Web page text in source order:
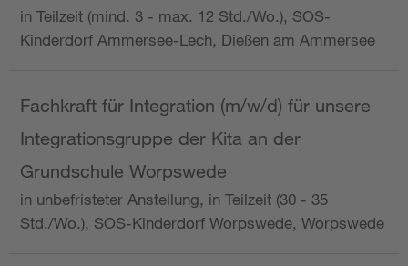
in Teilzeit (mind. 3 - max. 12 Std./Wo.), SOS-
Kinderdorf Ammersee-Lech, Dießen am Ammersee
Fachkraft für Integration (m/w/d) für unsere
Integrationsgruppe der Kita an der
Grundschule Worpswede
in unbefristeter Anstellung, in Teilzeit (30 - 35
Std./Wo.), SOS-Kinderdorf Worpswede, Worpswede